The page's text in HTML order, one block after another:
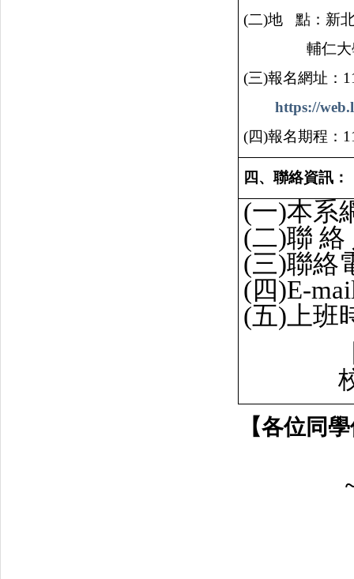
(二)地
點：新
輔仁
(三)報名網址：
https://
(四)報名期程：
四、聯絡資訊：
(一)本系
(二)聯 絡
(三)聯絡
(四)E-
(五)上班
【各位同